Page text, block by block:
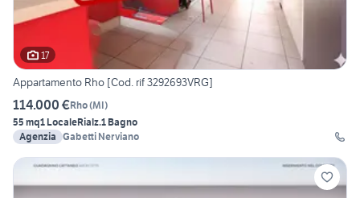
17
Appartamento Rho [Cod. rif 3292693VRG]
114.000 €Rho(MI)
55 mq1 LocaleRialz.1 Bagno
Agenzia Gabetti Nerviano